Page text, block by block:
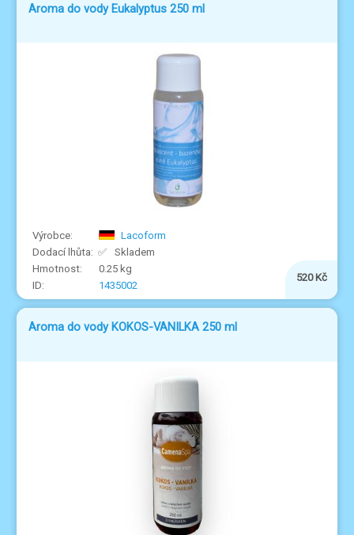
Aroma do vody Eukalyptus 250 ml
Lacoform
Skladem
0.25 kg
1435002
520 Kč
Aroma do vody KOKOS-VANILKA 250 ml